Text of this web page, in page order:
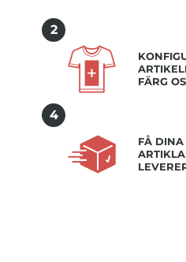
2
FÄRG
4
FÅ DINA